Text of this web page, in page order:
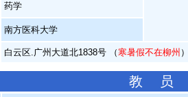
药学
南方医科大学
白云区.广州大道北1838号 （寒暑假不在柳州
教 员